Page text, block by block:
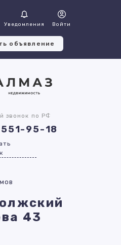
Уведомления Войти
объявление
звонок по РФ
95-18
43